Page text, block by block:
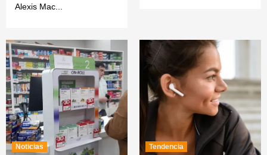
Alexis Mac...
Noticias Tendencia